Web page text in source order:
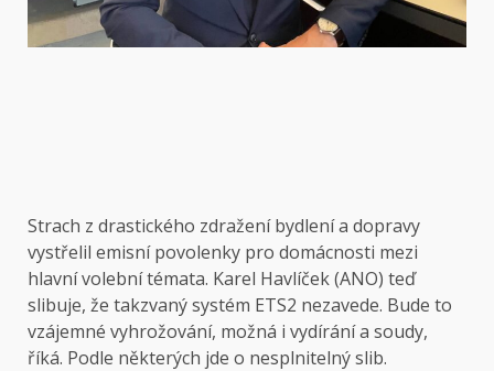
Strach z drastického zdražení bydlení a dopravy
vystřelil emisní povolenky pro domácnosti mezi
hlavní volební témata. Karel Havlíček (ANO) teď
slibuje, že takzvaný systém ETS2 nezavede. Bude to
vzájemné vyhrožování, možná i vydírání a soudy,
říká. Podle některých jde o nesplnitelný slib.